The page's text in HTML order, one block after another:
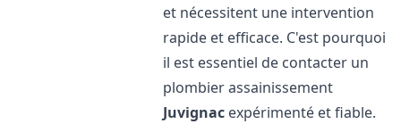
et nécessitent une intervention
rapide et efficace. C'est pourquoi
il est essentiel de contacter un
plombier assainissement
Juvignac expérimenté et fiable.